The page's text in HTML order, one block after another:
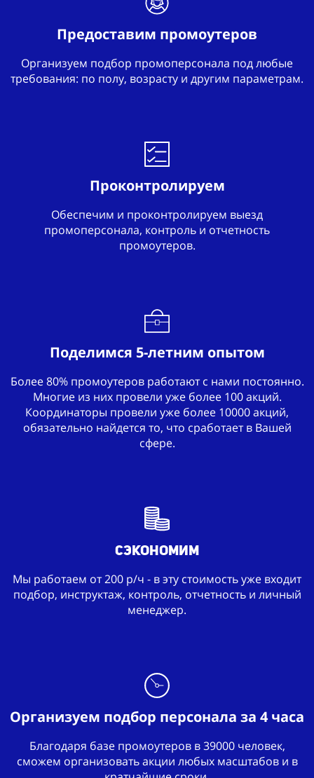
Предоставим промоутеров
Организуем подбор промоперсонала под любые
требования: по полу, возрасту и другим параметрам.
Проконтролируем
Обеспечим и проконтролируем выезд
промоперсонала, контроль и отчетность
промоутеров.
Поделимся 5-летним опытом
Более 80% промоутеров работают с нами постоянно.
Многие из них провели уже более 100 акций.
Координаторы провели уже более 10000 акций,
обязательно найдется то, что сработает в Вашей
сфере.
Сэкономим
Мы работаем от 200 р/ч - в эту стоимость уже входит
подбор, инструктаж, контроль, отчетность и личный
менеджер.
Организуем подбор персонала за 4 часа
Благодаря базе промоутеров в 39000 человек,
сможем организовать акции любых масштабов и в